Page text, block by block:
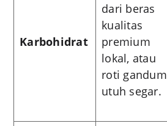
Karbohidrat
dari beras
kualitas
premium
lokal, atau
roti gandum
utuh segar.